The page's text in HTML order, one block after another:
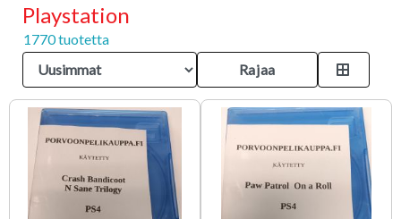
Playstation
1770 tuotetta
Rajaa